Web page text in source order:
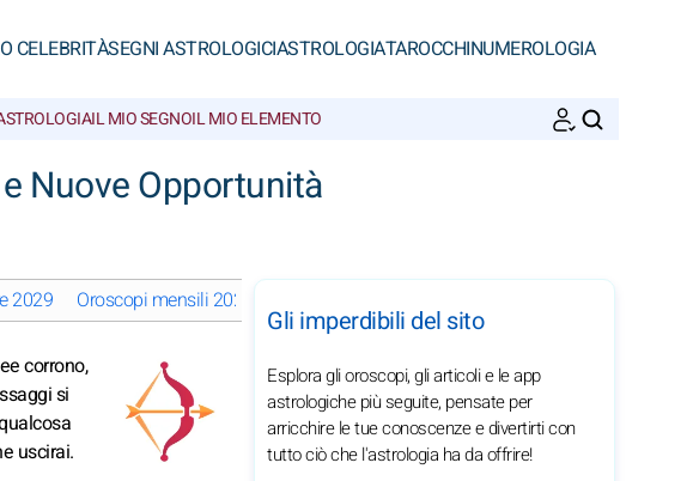
CELEBRITÀSEGNI ASTROLOGICIASTROLOGIATAROCCHINUMEROLOGIA
IL MIO SEGNOIL MIO ELEMENTO
Nuove Opportunità
2029 Oroscopi mensili 2029 del Sagittario: scegli un mese
corrono,
si
uscirai.
Gli imperdibili del sito
Esplora gli oroscopi, gli articoli e le app
astrologiche più seguite, pensate per
arricchire le tue conoscenze e divertirti con
tutto ciò che l'astrologia ha da offrire!